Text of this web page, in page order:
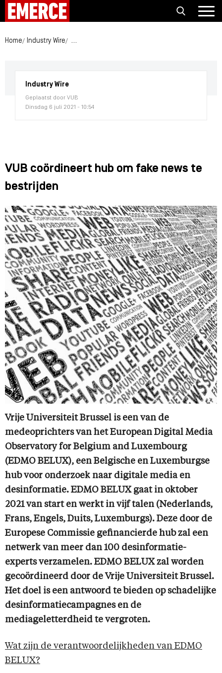
Home Industry Wire VUB coördineert hub om fake news te bestrijden
Industry Wire
Geplaatst door VUB
Dinsdag 6 juli 2021 - 10:54
VUB coördineert hub om fake news te
bestrijden
Vrije Universiteit Brussel is een van de
medeoprichters van het European Digital Media
Observatory for Belgium and Luxembourg
(EDMO BELUX), een Belgische en Luxemburgse
hub voor onderzoek naar digitale media en
desinformatie. EDMO BELUX gaat in oktober
2021 van start en werkt in vijf talen (Nederlands,
Frans, Engels, Duits, Luxemburgs). Deze door de
Europese Commissie gefinancierde hub zal een
netwerk van meer dan 100 desinformatie-
experts verzamelen. EDMO BELUX zal worden
gecoördineerd door de Vrije Universiteit Brussel.
Het doel is een antwoord te bieden op schadelijke
desinformatiecampagnes en de
mediageletterdheid te vergroten.
Wat zijn de verantwoordelijkheden van EDMO
BELUX?